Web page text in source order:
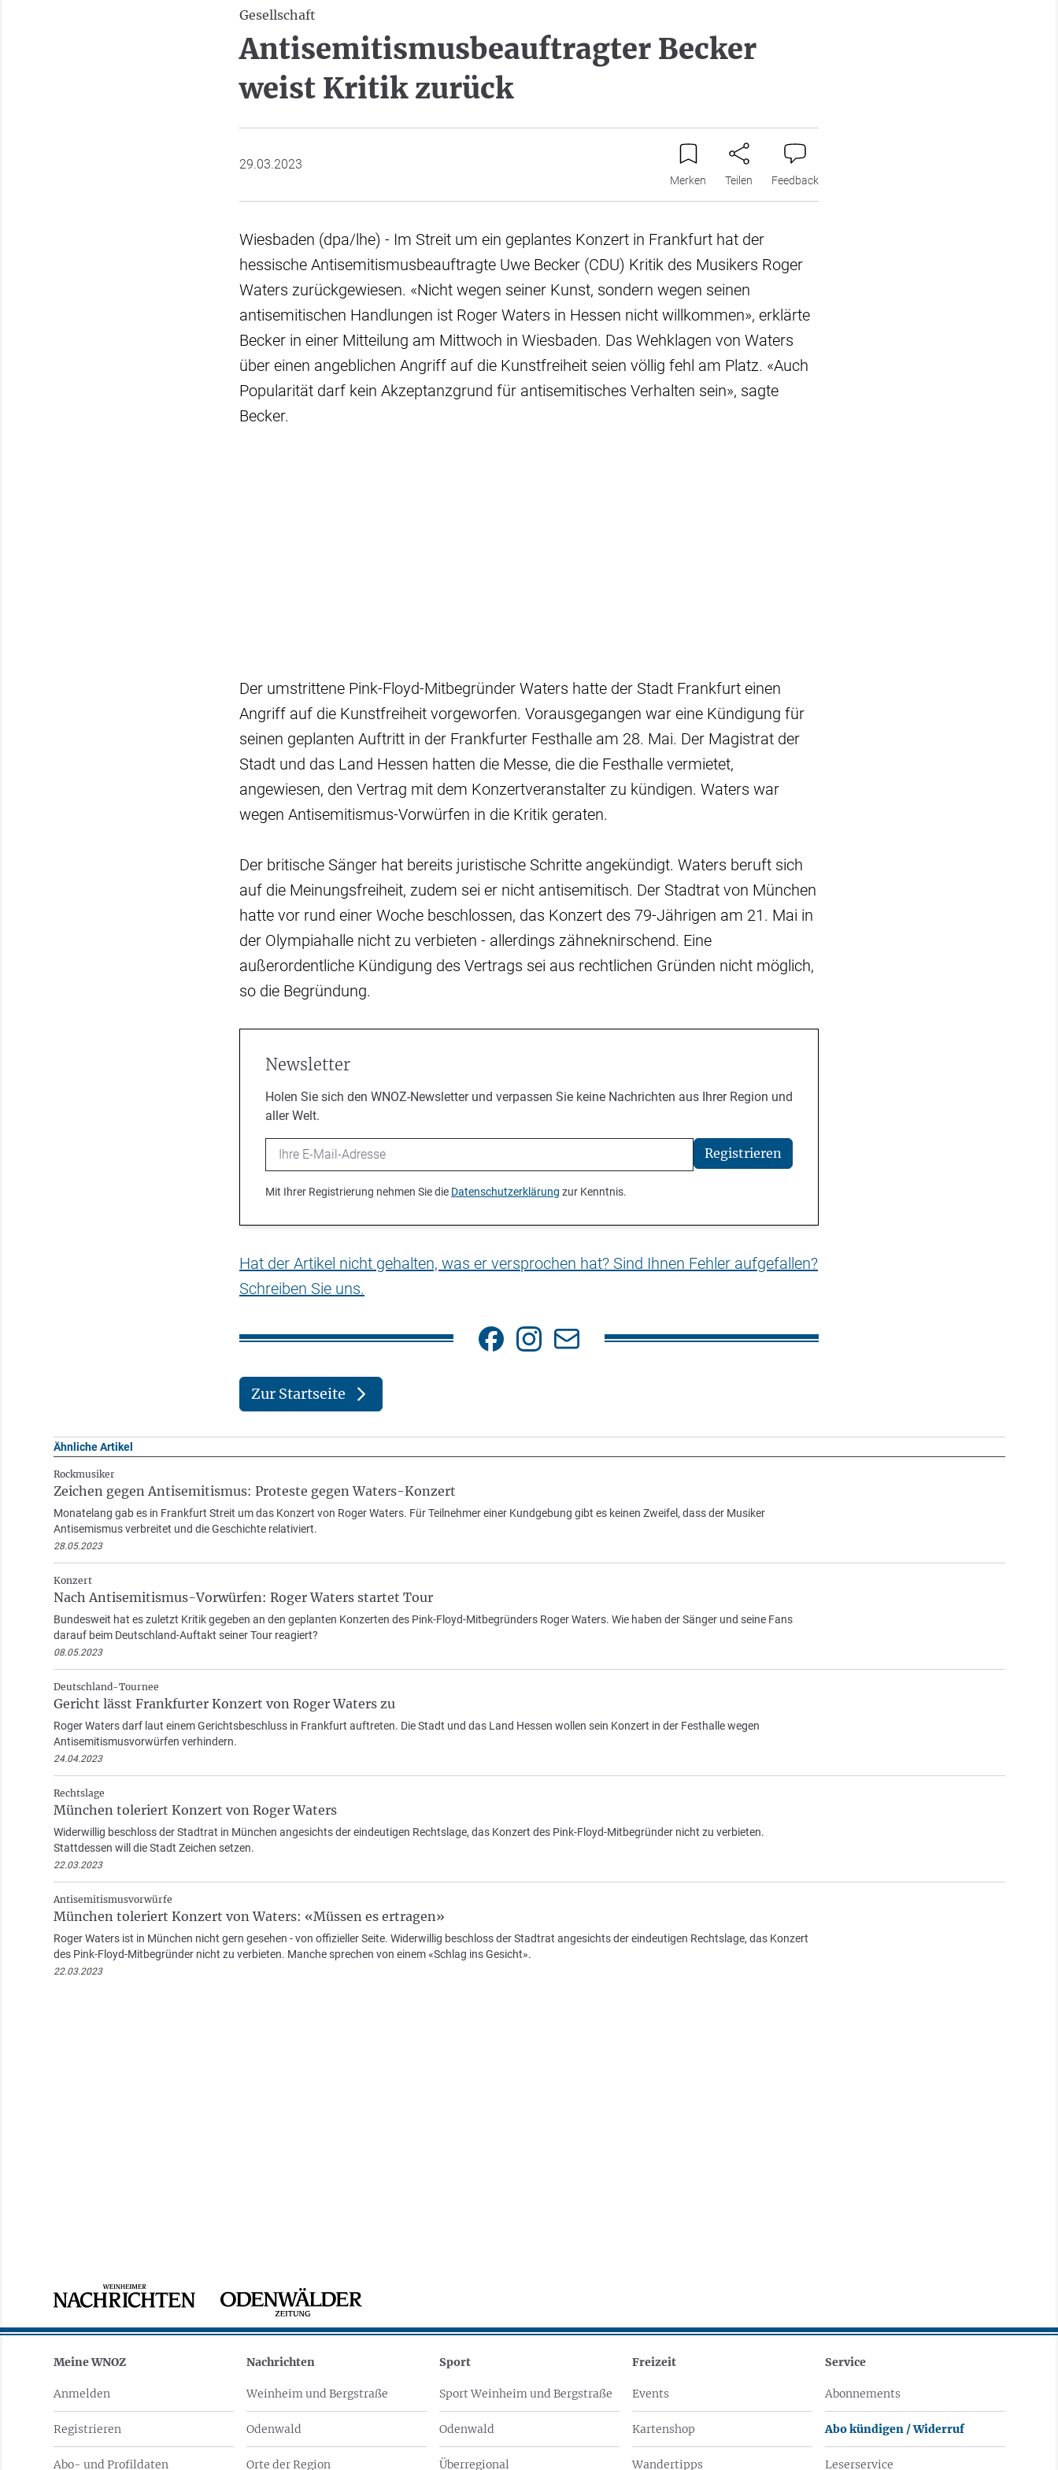
Gesellschaft
Antisemitismusbeauftragter Becker
weist Kritik zurück
29.03.2023
Merken Teilen Feedback
Wiesbaden (dpa/lhe) - Im Streit um ein geplantes Konzert in Frankfurt hat der
hessische Antisemitismusbeauftragte Uwe Becker (CDU) Kritik des Musikers Roger
Waters zurückgewiesen. «Nicht wegen seiner Kunst, sondern wegen seinen
antisemitischen Handlungen ist Roger Waters in Hessen nicht willkommen», erklärte
Becker in einer Mitteilung am Mittwoch in Wiesbaden. Das Wehklagen von Waters
über einen angeblichen Angriff auf die Kunstfreiheit seien völlig fehl am Platz. «Auch
Popularität darf kein Akzeptanzgrund für antisemitisches Verhalten sein», sagte
Becker.
Der umstrittene Pink-Floyd-Mitbegründer Waters hatte der Stadt Frankfurt einen
Angriff auf die Kunstfreiheit vorgeworfen. Vorausgegangen war eine Kündigung für
seinen geplanten Auftritt in der Frankfurter Festhalle am 28. Mai. Der Magistrat der
Stadt und das Land Hessen hatten die Messe, die die Festhalle vermietet,
angewiesen, den Vertrag mit dem Konzertveranstalter zu kündigen. Waters war
wegen Antisemitismus-Vorwürfen in die Kritik geraten.
Der britische Sänger hat bereits juristische Schritte angekündigt. Waters beruft sich
auf die Meinungsfreiheit, zudem sei er nicht antisemitisch. Der Stadtrat von München
hatte vor rund einer Woche beschlossen, das Konzert des 79-Jährigen am 21. Mai in
der Olympiahalle nicht zu verbieten - allerdings zähneknirschend. Eine
außerordentliche Kündigung des Vertrags sei aus rechtlichen Gründen nicht möglich,
so die Begründung.
Newsletter
Holen Sie sich den WNOZ-Newsletter und verpassen Sie keine Nachrichten aus Ihrer Region und
aller Welt.
Email Registrieren
Mit Ihrer Registrierung nehmen Sie die Datenschutzerklärung zur Kenntnis.
Hat der Artikel nicht gehalten, was er versprochen hat? Sind Ihnen Fehler aufgefallen?
Schreiben Sie uns.
Zur Startseite
Ähnliche Artikel
Rockmusiker
Zeichen gegen Antisemitismus: Proteste gegen Waters-Konzert
Monatelang gab es in Frankfurt Streit um das Konzert von Roger Waters. Für Teilnehmer einer Kundgebung gibt es keinen Zweifel, dass der Musiker
Antisemismus verbreitet und die Geschichte relativiert.
28.05.2023
Konzert
Nach Antisemitismus-Vorwürfen: Roger Waters startet Tour
Bundesweit hat es zuletzt Kritik gegeben an den geplanten Konzerten des Pink-Floyd-Mitbegründers Roger Waters. Wie haben der Sänger und seine Fans
darauf beim Deutschland-Auftakt seiner Tour reagiert?
08.05.2023
Deutschland-Tournee
Gericht lässt Frankfurter Konzert von Roger Waters zu
Roger Waters darf laut einem Gerichtsbeschluss in Frankfurt auftreten. Die Stadt und das Land Hessen wollen sein Konzert in der Festhalle wegen
Antisemitismusvorwürfen verhindern.
24.04.2023
Rechtslage
München toleriert Konzert von Roger Waters
Widerwillig beschloss der Stadtrat in München angesichts der eindeutigen Rechtslage, das Konzert des Pink-Floyd-Mitbegründer nicht zu verbieten.
Stattdessen will die Stadt Zeichen setzen.
22.03.2023
Antisemitismusvorwürfe
München toleriert Konzert von Waters: «Müssen es ertragen»
Roger Waters ist in München nicht gern gesehen - von offizieller Seite. Widerwillig beschloss der Stadtrat angesichts der eindeutigen Rechtslage, das Konzert
des Pink-Floyd-Mitbegründer nicht zu verbieten. Manche sprechen von einem «Schlag ins Gesicht».
22.03.2023
Meine WNOZ
Anmelden
Registrieren
Abo- und Profildaten
Nachrichten
Weinheim und Bergstraße
Odenwald
Orte der Region
Sport
Sport Weinheim und Bergstraße
Odenwald
Überregional
Freizeit
Events
Kartenshop
Wandertipps
Service
Abonnements
Abo kündigen / Widerruf
Leserservice